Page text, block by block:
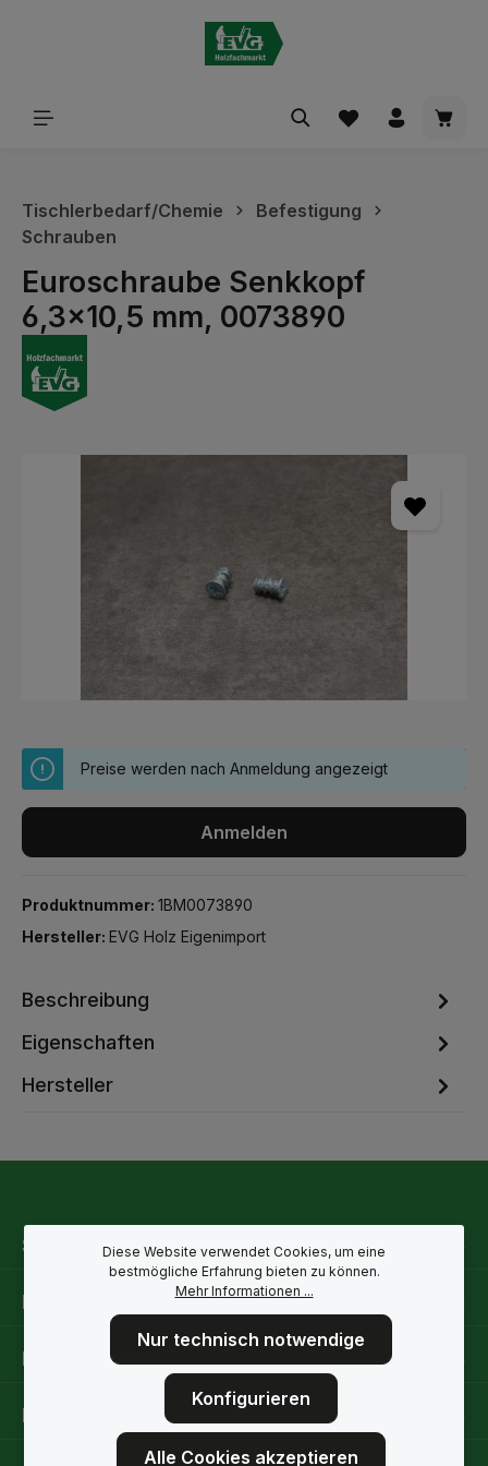
Tischlerbedarf/Chemie
Befestigung
Schrauben
Euroschraube Senkkopf
6,3x10,5 mm, 0073890
Preise werden nach Anmeldung angezeigt
Anmelden
Produktnummer: 1BM0073890
Hersteller: EVG Holz Eigenimport
Beschreibung
Eigenschaften
Hersteller
Service-Hotline
Rechtliche Hinweise
Informationen
Folge uns
Diese Website verwendet Cookies, um eine
bestmögliche Erfahrung bieten zu können.
Mehr Informationen ...
Nur technisch notwendige
Konfigurieren
Alle Cookies akzeptieren